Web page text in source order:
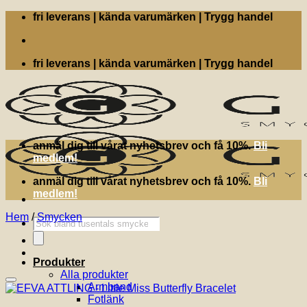
Skip
content
fri leverans | kända varumärken | Trygg handel
fri leverans | kända varumärken | Trygg handel
Produktsökning
Produkter
Alla produkter
Armband
Fotlänk
anmäl dig till vårat nyhetsbrev och få 10%.Bli
medlem!
anmäl dig till vårat nyhetsbrev och få 10%. Bli
medlem!
Hem / Smycken
Lägg till i önskelistan!